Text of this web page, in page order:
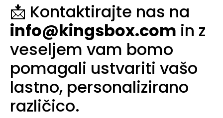
📩 Kontaktirajte nas na
info@kingsbox.com in z
veseljem vam bomo
pomagali ustvariti vašo
lastno, personalizirano
različico.